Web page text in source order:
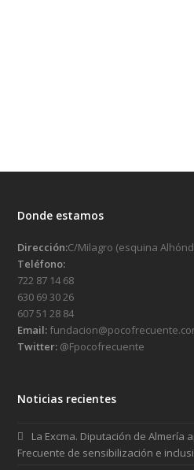
Donde estamos
Dirección:C/Milagro (esquina
Teléfono:
722 87 14 68
630 69 30 26
607 51 28 84
Email:
Twitter: @Fpocofrecuente
Noticias recientes
La Excma. Diputación de Almería
Frecuente de sensibilización e